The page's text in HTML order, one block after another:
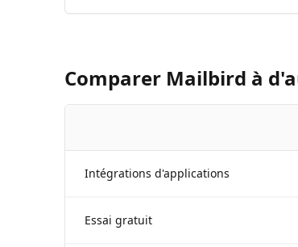
Comparer Mailbird à
Intégrations d'applications
Essai gratuit